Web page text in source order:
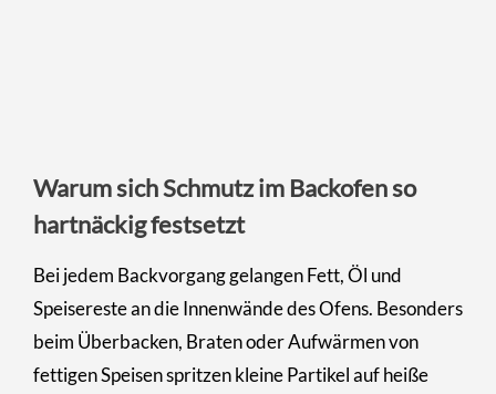
Warum sich Schmutz im Backofen so
hartnäckig festsetzt
Bei jedem Backvorgang gelangen Fett, Öl und
Speisereste an die Innenwände des Ofens. Besonders
beim Überbacken, Braten oder Aufwärmen von
fettigen Speisen spritzen kleine Partikel auf heiße